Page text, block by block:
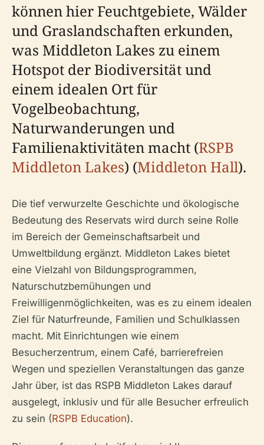
können hier Feuchtgebiete, Wälder
und Graslandschaften erkunden,
was Middleton Lakes zu einem
Hotspot der Biodiversität und
einem idealen Ort für
Vogelbeobachtung,
Naturwanderungen und
Familienaktivitäten macht (RSPB
Middleton Lakes) (Middleton Hall).
Die tief verwurzelte Geschichte und ökologische
Bedeutung des Reservats wird durch seine Rolle
im Bereich der Gemeinschaftsarbeit und
Umweltbildung ergänzt. Middleton Lakes bietet
eine Vielzahl von Bildungsprogrammen,
Naturschutzbemühungen und
Freiwilligenmöglichkeiten, was es zu einem idealen
Ziel für Naturfreunde, Familien und Schulklassen
macht. Mit Einrichtungen wie einem
Besucherzentrum, einem Café, barrierefreien
Wegen und speziellen Veranstaltungen das ganze
Jahr über, ist das RSPB Middleton Lakes darauf
ausgelegt, inklusiv und für alle Besucher erfreulich
zu sein (RSPB Education).